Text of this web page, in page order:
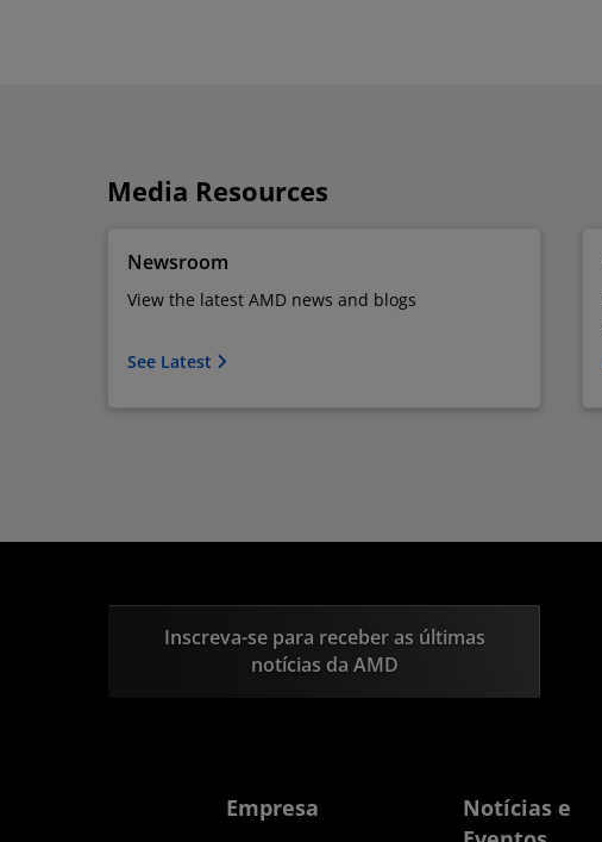
Media Resources
Newsroom
View the latest AMD news and blogs
See Latest
Inscreva-se para receber as últimas
notícias da AMD
Empresa
Notícias e